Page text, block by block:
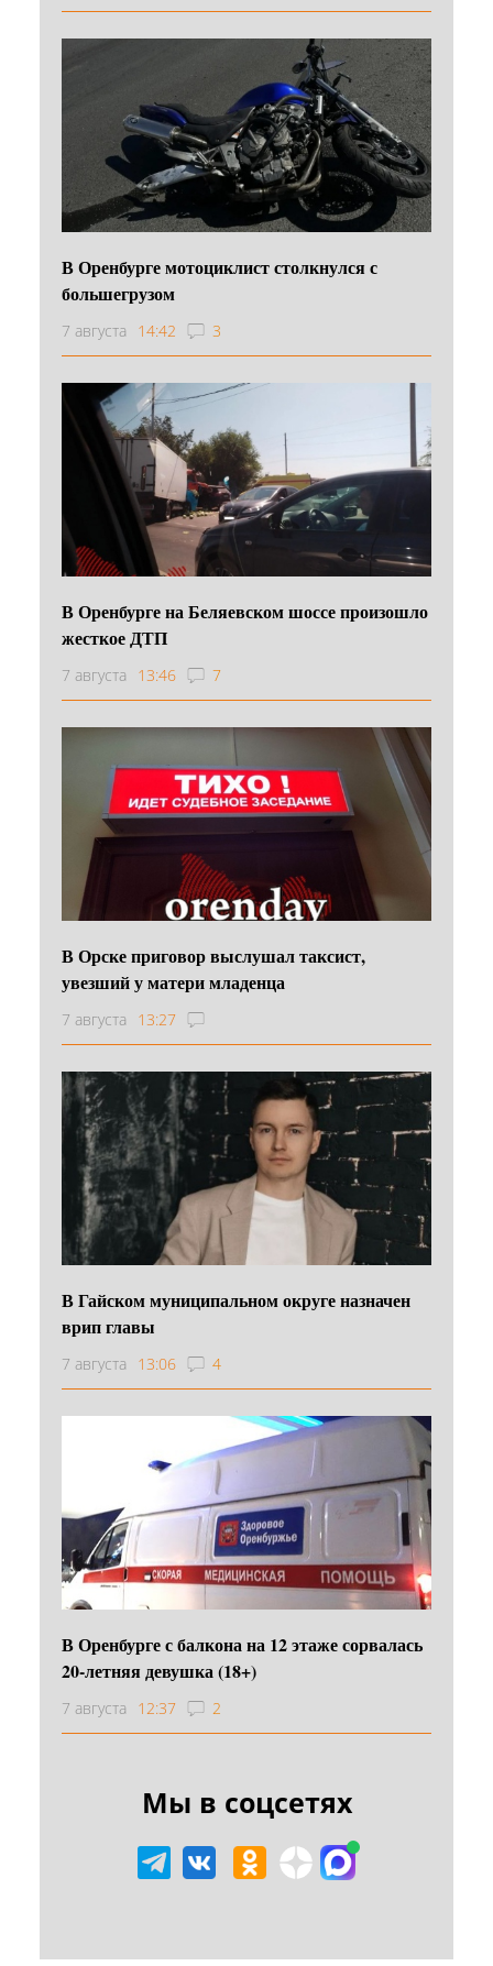
В Оренбурге мотоциклист столкнулся с
большегрузом
7 августа 14:42 3
В Оренбурге на Беляевском шоссе произошло
жесткое ДТП
7 августа 13:46 7
В Орске приговор выслушал таксист,
увезший у матери младенца
7 августа 13:27
В Гайском муниципальном округе назначен
врип главы
7 августа 13:06 4
В Оренбурге с балкона на 12 этаже сорвалась
20-летняя девушка (18+)
7 августа 12:37 2
Мы в соцсетях